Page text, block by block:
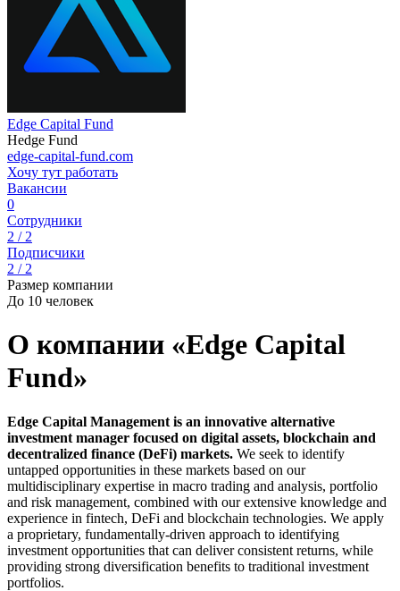
Edge Capital Fund
Hedge Fund
edge-capital-fund.com
Хочу тут работать
Вакансии
0
Сотрудники
2 / 2
Подписчики
2 / 2
Размер компании
До 10 человек
О компании «Edge Capital
Fund»
Edge Capital Management is an innovative alternative
investment manager focused on digital assets, blockchain and
decentralized finance (DeFi) markets. We seek to identify
untapped opportunities in these markets based on our
multidisciplinary expertise in macro trading and analysis, portfolio
and risk management, combined with our extensive knowledge and
experience in fintech, DeFi and blockchain technologies. We apply
a proprietary, fundamentally-driven approach to identifying
investment opportunities that can deliver consistent returns, while
providing strong diversification benefits to traditional investment
portfolios.